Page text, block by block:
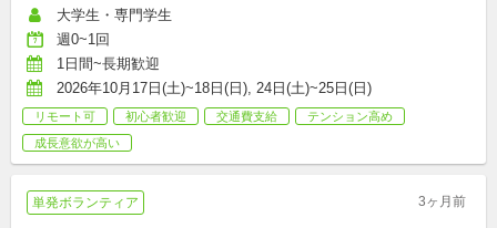
大学生・専門学生
週0~1回
1日間~長期歓迎
2026年10月17日(土)~18日(日), 24日(土)~25日(日)
リモート可 初心者歓迎 交通費支給
テンション高め
成長意欲が高い
単発ボランティア 3ヶ月前